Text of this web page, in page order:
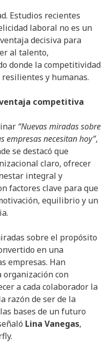
Estudios recientes
laboral no es un
decisiva para
al talento,
donde la competitividad
y humanas.
competitiva
“Nuevas miradas sobre
empresas necesitan hoy”,
se destacó que
claro, ofrecer
integral y
factores clave para que
equilibrio y un
sobre el propósito
en una
empresas. Han
con
a cada colaborador la
razón de ser de la
bases de un futuro
Lina Vanegas,